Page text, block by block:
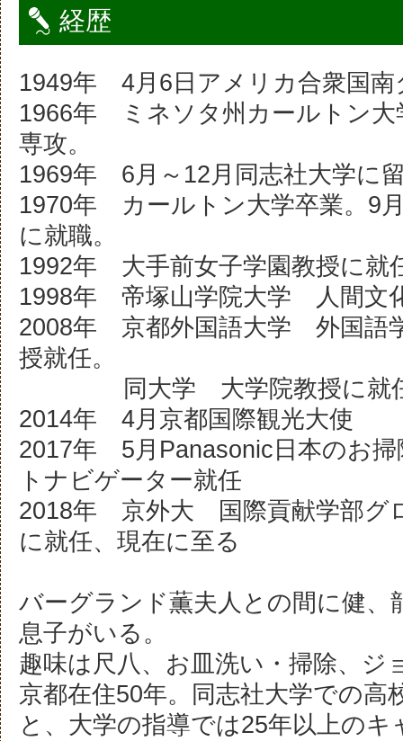
経歴
1949年 4月6日アメリカ合衆国南
1966年 ミネソタ州カールトン大
専攻。
1969年 6月～12月同志社大学に
1970年 カールトン大学卒業。9
に就職。
1992年 大手前女子学園教授に就
1998年 帝塚山学院大学 人間文
2008年 京都外国語大学 外国語
授就任。
同大学 大学院教授に就
2014年 4月京都国際観光大使
2017年 5月Panasonic日本のお掃
トナビゲーター就任
2018年 京外大 国際貢献学部グ
に就任、現在に至る
バーグランド薫夫人との間に健、
息子がいる。
趣味は尺八、お皿洗い・掃除、ジ
京都在住50年。同志社大学での高
と、大学の指導では25年以上のキ